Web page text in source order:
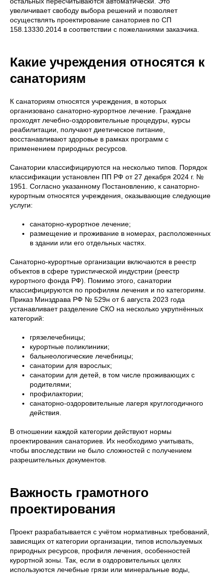
увеличивает свободу выбора решений и позволяет
осуществлять проектирование санаториев по СП
158.13330.2014 в соответствии с пожеланиями заказчика.
Какие учреждения относятся к
санаториям
К санаториям относятся учреждения, в которых
организовано санаторно-курортное лечение. Граждане
проходят лечебно-оздоровительные процедуры, курсы
реабилитации, получают диетическое питание,
восстанавливают здоровье в рамках программ с
применением природных ресурсов.
Санатории классифицируются на несколько типов. Порядок
классификации установлен ПП РФ от 27 декабря 2024 г. №
1951. Согласно указанному Постановлению, к санаторно-
курортным относятся учреждения, оказывающие следующие
услуги:
санаторно-курортное лечение;
размещение и проживание в номерах, расположенных
в здании или его отдельных частях.
Санаторно-курортные организации включаются в реестр
объектов в сфере туристической индустрии (реестр
курортного фонда РФ). Помимо этого, санатории
классифицируются по профилям лечения и по категориям.
Приказ Минздрава РФ № 529н от 6 августа 2023 года
устанавливает разделение СКО на несколько укрупнённых
категорий:
грязелечебницы;
курортные поликлиники;
бальнеологические лечебницы;
санатории для взрослых;
санатории для детей, в том числе проживающих с
родителями;
профилактории;
санаторно-оздоровительные лагеря круглогодичного
действия.
В отношении каждой категории действуют нормы
проектирования санаториев. Их необходимо учитывать,
чтобы впоследствии не было сложностей с получением
разрешительных документов.
Важность грамотного
проектирования
Проект разрабатывается с учётом нормативных требований,
зависящих от категории организации, типов используемых
природных ресурсов, профиля лечения, особенностей
курортной зоны. Так, если в оздоровительных целях
используются лечебные грязи или минеральные воды,